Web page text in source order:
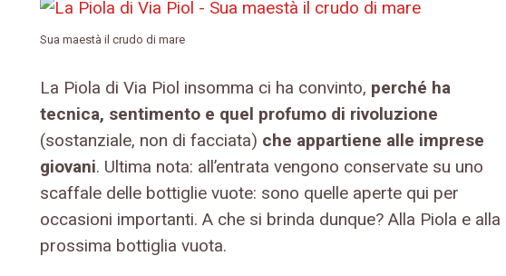
Sua maestà il crudo di mare
La Piola di Via Piol insomma ci ha convinto, perché ha
tecnica, sentimento e quel profumo di rivoluzione
(sostanziale, non di facciata) che appartiene alle imprese
giovani. Ultima nota: all’entrata vengono conservate su uno
scaffale delle bottiglie vuote: sono quelle aperte qui per
occasioni importanti. A che si brinda dunque? Alla Piola e alla
prossima bottiglia vuota.